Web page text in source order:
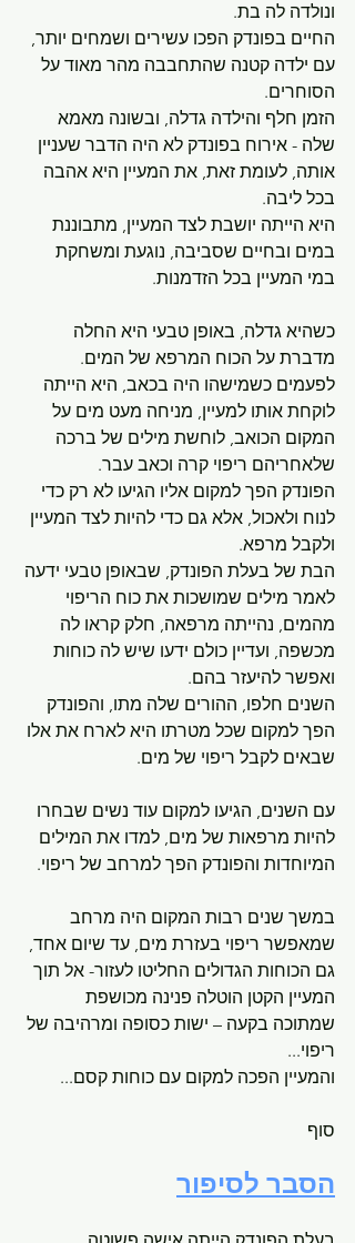
ונולדה לה בת.
החיים בפונדק הפכו עשירים ושמחים יותר,
עם ילדה קטנה שהתחבבה מהר מאוד על
הסוחרים.
הזמן חלף והילדה גדלה, ובשונה מאמא
שלה - אירוח בפונדק לא היה הדבר שעניין
אותה, לעומת זאת, את המעיין היא אהבה
בכל ליבה.
היא הייתה יושבת לצד המעיין, מתבוננת
במים ובחיים שסביבה, נוגעת ומשחקת
במי המעיין בכל הזדמנות.
כשהיא גדלה, באופן טבעי היא החלה
מדברת על הכוח המרפא של המים.
לפעמים כשמישהו היה בכאב, היא הייתה
לוקחת אותו למעיין, מניחה מעט מים על
המקום הכואב, לוחשת מילים של ברכה
שלאחריהם ריפוי קרה וכאב עבר.
הפונדק הפך למקום אליו הגיעו לא רק כדי
לנוח ולאכול, אלא גם כדי להיות לצד המעיין
ולקבל מרפא.
הבת של בעלת הפונדק, שבאופן טבעי ידעה
לאמר מילים שמושכות את כוח הריפוי
מהמים, נהייתה מרפאה, חלק קראו לה
מכשפה, ועדיין כולם ידעו שיש לה כוחות
ואפשר להיעזר בהם.
השנים חלפו, ההורים שלה מתו, והפונדק
הפך למקום שכל מטרתו היא לארח את אלו
שבאים לקבל ריפוי של מים.
עם השנים, הגיעו למקום עוד נשים שבחרו
להיות מרפאות של מים, למדו את המילים
המיוחדות והפונדק הפך למרחב של ריפוי.
במשך שנים רבות המקום היה מרחב
שמאפשר ריפוי בעזרת מים, עד שיום אחד,
גם הכוחות הגדולים החליטו לעזור- אל תוך
המעיין הקטן הוטלה פנינה מכושפת
שמתוכה בקעה – ישות כסופה ומרהיבה של
ריפוי...
והמעיין הפכה למקום עם כוחות קסם...
סוף
הסבר לסיפור